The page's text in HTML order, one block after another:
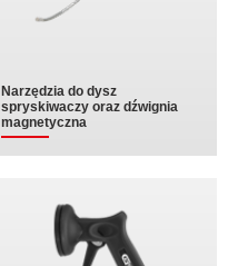
Narzędzia do dysz
spryskiwaczy oraz dźwignia
magnetyczna